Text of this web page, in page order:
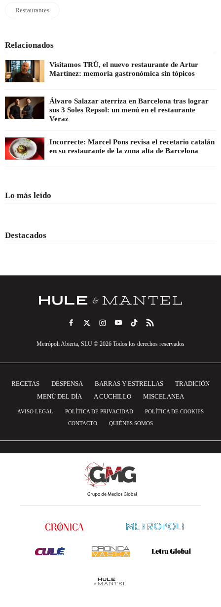
Restaurantes
Relacionados
Visitamos TRÜ, el nuevo restaurante de Artur
Martínez: memoria gastronómica sin tópicos
Álvaro Salazar aterriza en Barcelona tras lograr
sus 3 Soles Repsol: un menú en el restaurante
Veraz
Incorrecte: Marcel Pons revisa el recetario catalán
en su restaurante de la zona alta de Barcelona
Lo más leído
Destacados
Metrópoli Abierta, SLU © 2026 Todos los derechos reservados
RECETAS DESPENSA BARRAS Y ESTRELLAS
TRADICIÓN
MENÚ DEL DÍA
A CUCHILLO MISCELANEA
AVISO LEGAL POLÍTICA DE PRIVACIDAD
POLÍTICA DE COOKIES
CONTACTO
QUIÉNES SOMOS